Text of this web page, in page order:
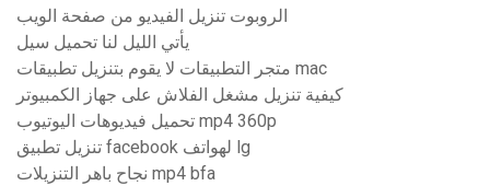
الروبوت تنزيل الفيديو من صفحة الويب
يأتي الليل لنا تحميل سيل
متجر التطبيقات لا يقوم بتنزيل تطبيقات mac
كيفية تنزيل مشغل الفلاش على جهاز الكمبيوتر
تحميل فيديوهات اليوتيوب mp4 360p
تنزيل تطبيق facebook لهواتف lg
نجاح باهر التنزيلات mp4 bfa